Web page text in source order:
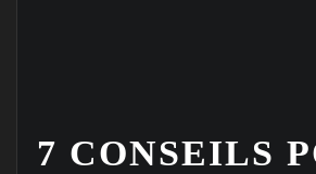
7 CONSEILS